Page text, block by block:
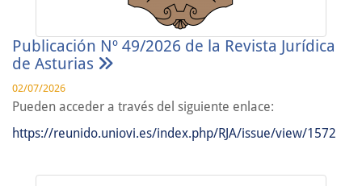
Publicación Nº 49/2026 de la Revista Jurídica
de Asturias
02/07/2026
Pueden acceder a través del siguiente enlace:
https://reunido.uniovi.es/index.php/RJA/issue/view/1572